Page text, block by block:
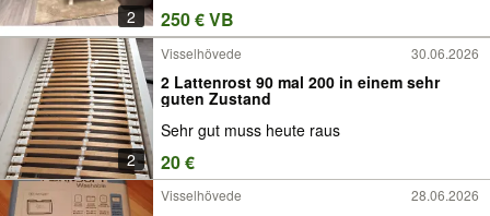
2 250 € VB
2
Visselhövede 30.06.2026
2 Lattenrost 90 mal 200 in einem sehr
guten Zustand
Sehr gut muss heute raus
20 €
Visselhövede 28.06.2026